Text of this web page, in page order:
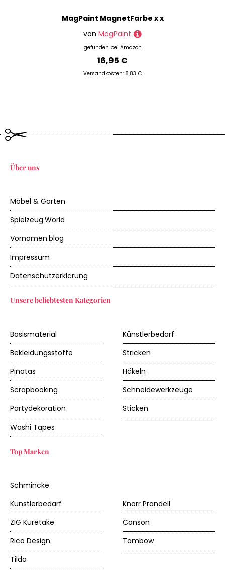
MagPaint MagnetFarbe x x
von MagPaint
gefunden bei Amazon
16,95 €
Versandkosten: 8,83 €
Über uns
Möbel & Garten
Spielzeug.World
Vornamen.blog
Impressum
Datenschutzerklärung
Unsere beliebtesten Kategorien
Basismaterial
Künstlerbedarf
Bekleidungsstoffe
Stricken
Piñatas
Häkeln
Scrapbooking
Schneidewerkzeuge
Partydekoration
Sticken
Washi Tapes
Top Marken
Schmincke
Künstlerbedarf
Knorr Prandell
ZIG Kuretake
Canson
Rico Design
Tombow
Tilda